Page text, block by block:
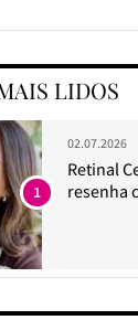
LIDOS
02.07.2026
Retinal
resenha
1